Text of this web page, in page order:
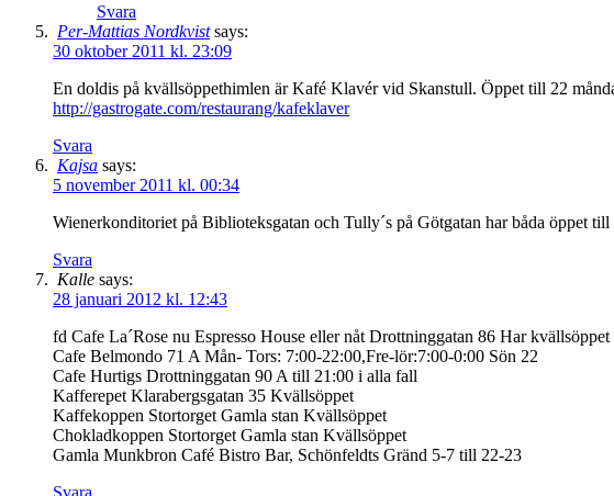
Svara
Per-Mattias Nordkvist says:
30 oktober 2011 kl. 23:09
En doldis på kvällsöppethimlen är Kafé Klavér vid Skanstull. Öppet till 22
http://gastrogate.com/restaurang/kafeklaver
Svara
Kajsa says:
5 november 2011 kl. 00:34
Wienerkonditoriet på Biblioteksgatan och Tully´s på Götgatan har båda öppet
Svara
Kalle says:
28 januari 2012 kl. 12:43
fd Cafe La´Rose nu Espresso House eller nåt Drottninggatan 86 Har kvällsöppet
Cafe Belmondo 71 A Mån- Tors: 7:00-22:00,Fre-lör:7:00-0:00 Sön 22
Cafe Hurtigs Drottninggatan 90 A till 21:00 i alla fall
Kafferepet Klarabergsgatan 35 Kvällsöppet
Kaffekoppen Stortorget Gamla stan Kvällsöppet
Chokladkoppen Stortorget Gamla stan Kvällsöppet
Gamla Munkbron Café Bistro Bar, Schönfeldts Gränd 5-7 till 22-23
Svara